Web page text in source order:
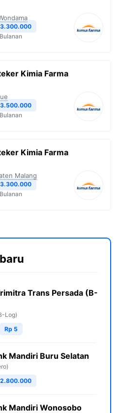
Bulanan
Kimia Farma
Bulanan
Kimia Farma
Malang
Bulanan
Trans Persada (B-
Log)
Rp 5
Mandiri Buru Selatan
Mandiri Wonosobo